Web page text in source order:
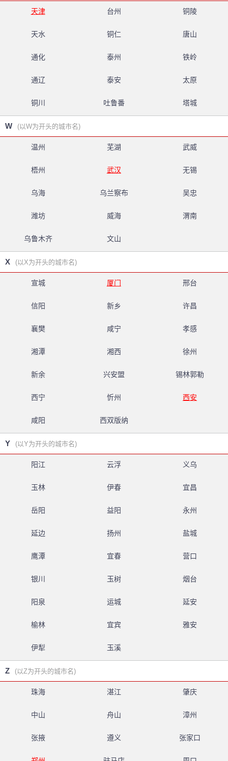
天津 台州 铜陵
天水 铜仁 唐山
通化 泰州 铁岭
通辽 泰安 太原
铜川 吐鲁番 塔城
W (以W为开头的城市名)
温州 芜湖 武威
梧州 武汉 无锡
乌海 乌兰察布 吴忠
潍坊 威海 渭南
乌鲁木齐 文山
X (以X为开头的城市名)
宣城 厦门 邢台
信阳 新乡 许昌
襄樊 咸宁 孝感
湘潭 湘西 徐州
新余 兴安盟 锡林郭勒
西宁 忻州 西安
咸阳 西双版纳
Y (以Y为开头的城市名)
阳江 云浮 义乌
玉林 伊春 宜昌
岳阳 益阳 永州
延边 扬州 盐城
鹰潭 宜春 营口
银川 玉树 烟台
阳泉 运城 延安
榆林 宜宾 雅安
伊犁 玉溪
Z (以Z为开头的城市名)
珠海 湛江 肇庆
中山 舟山 漳州
张掖 遵义 张家口